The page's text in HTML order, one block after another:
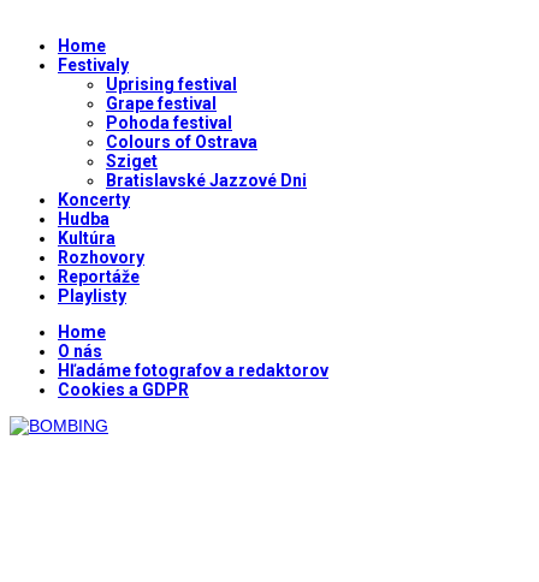
Home
Festivaly
Uprising festival
Grape festival
Pohoda festival
Colours of Ostrava
Sziget
Bratislavské Jazzové Dni
Koncerty
Hudba
Kultúra
Rozhovory
Reportáže
Playlisty
Home
O nás
Hľadáme fotografov a redaktorov
Cookies a GDPR